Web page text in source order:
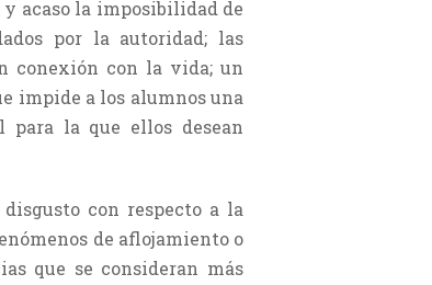
acaso la imposibilidad de
por la autoridad; las
conexión con la vida; un
impide a los alumnos una
la que ellos desean
con respecto a la
de aflojamiento o
que se consideran más